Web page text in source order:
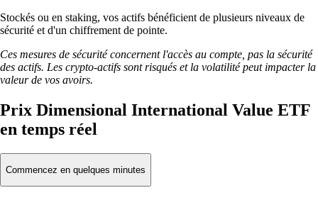
Stockés ou en staking, vos actifs bénéficient de plusieurs niveaux de
sécurité et d'un chiffrement de pointe.
Ces mesures de sécurité concernent l'accès au compte, pas la sécurité
des actifs. Les crypto-actifs sont risqués et la volatilité peut impacter la
valeur de vos avoirs.
Prix Dimensional International Value ETF
en temps réel
Commencez en quelques minutes